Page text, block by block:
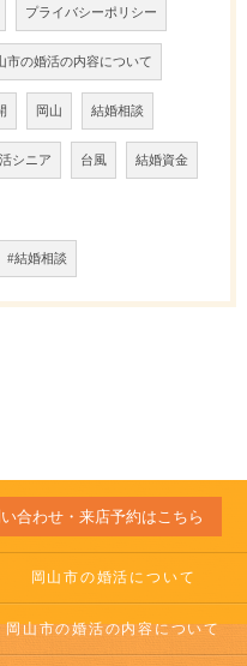
プライバシーポリシー
市の婚活の内容について
岡山 結婚相談
シニア 台風 結婚資金
結婚相談
合わせ・来店予約はこちら
岡山市の婚活について
岡山市の婚活の内容について